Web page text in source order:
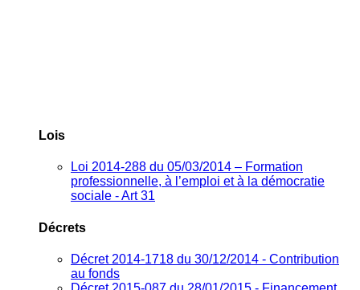
Lois
Loi 2014-288 du 05/03/2014 – Formation
professionnelle, à l’emploi et à la démocratie
sociale - Art 31
Décrets
Décret 2014-1718 du 30/12/2014 - Contribution
au fonds